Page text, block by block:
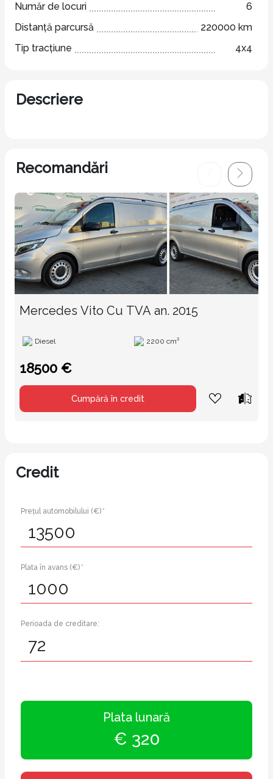
Număr de locuri
6
Distanță parcursă
220000 km
Tip tracțiune
4x4
Descriere
Recomandări
Mercedes Vito Cu TVA an. 2015
Diesel 2200 cm³
18500 €
Cumpără în credit
Credit
Prețul automobilului (€) *
Plata în avans (€) *
Perioada de creditare:
Plata lunară
€ 320